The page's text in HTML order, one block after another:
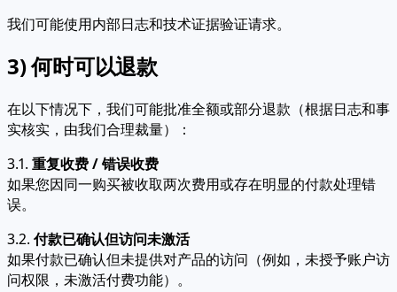
我们可能使用内部日志和技术证据验证请求。
3) 何时可以退款
在以下情况下，我们可能批准全额或部分退款（根据日志和事
实核实，由我们合理裁量）：
3.1. 重复收费 / 错误收费
如果您因同一购买被收取两次费用或存在明显的付款处理错
误。
3.2. 付款已确认但访问未激活
如果付款已确认但未提供对产品的访问（例如，未授予账户访
问权限，未激活付费功能）。